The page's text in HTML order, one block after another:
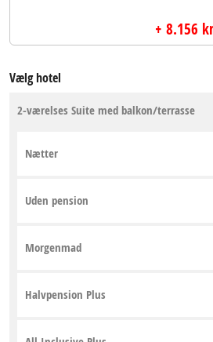
+ 8.156 kr
Vælg hotel
2-værelses Suite med balkon/terrasse
Nætter
Uden pension
Morgenmad
Halvpension Plus